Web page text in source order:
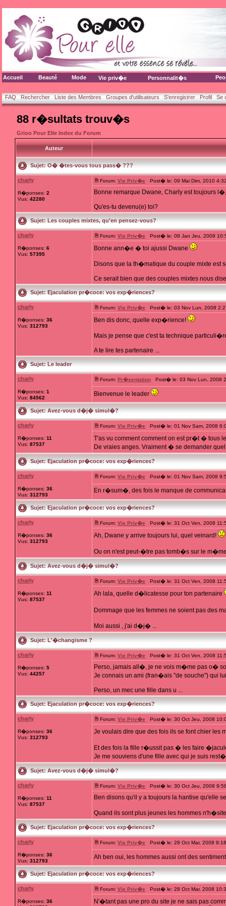
Accueil Beauté Mode Vie priv�e Personnalit�s
FAQ Rechercher Liste des Membres Groupes d'utilisateurs S'enregistrer Profil Se
88 r�sultats trouv�s
Grioo Pour Elle Index du Forum
Auteur
Sujet:O� �tes-vous tous pass� ???
charly
R�ponses: 2
Vus: 42280
Forum: Vie Priv�e Post� le: 09 Mai Dim, 2010
Bonne remarque Dwane, Charly est toujours
Qu'es-tu devenu(e) toi?
Sujet:Les couples mixtes, qu'en pensez-vous?
charly
R�ponses: 6
Vus: 57395
Forum: Vie Priv�e Post� le: 08 Jan Jeu, 2009
Bonne ann�e � toi ajussi Dwane
Disons que la th�matique du couple mixte est
Ce serait bien que des couples mixtes nous
Sujet:Ejaculation pr�coce: vos exp�riences?
charly
R�ponses: 36
Vus: 312793
Forum: Vie Priv�e Post� le: 03 Nov Lun, 2008
Ben dis donc, quelle exp�rience!
Mais je pense que c'est ta technique
A te lire tes partenaire ...
Sujet:Le leader
charly
R�ponses: 1
Vus: 84562
Forum: Pr�sentation Post� le: 03 Nov Lun, 2008
Bienvenue le leader
Sujet:Avez-vous d�j� simul�?
charly
R�ponses: 11
Vus: 87537
Forum: Vie Priv�e Post� le: 01 Nov Sam, 2008
T'as vu comment comment on est pr�t �
De vraies anges. Vraiment � se demander
Sujet:Ejaculation pr�coce: vos exp�riences?
charly
R�ponses: 36
Vus: 312793
Forum: Vie Priv�e Post� le: 01 Nov Sam, 2008
En r�sum�, des fois le manque de
Sujet:Ejaculation pr�coce: vos exp�riences?
charly
R�ponses: 36
Vus: 312793
Forum: Vie Priv�e Post� le: 31 Oct Ven, 2008
Ah, Dwane y arrive toujours lui, quel veinard!
Ou on n'est peut-�tre pas tomb�s sur le
Sujet:Avez-vous d�j� simul�?
charly
R�ponses: 11
Vus: 87537
Forum: Vie Priv�e Post� le: 31 Oct Ven, 2008
Ah lala, quelle d�licatesse pour ton partenaire
Dommage que les femmes ne soient pas des
Moi aussi , j'ai d�j� ...
Sujet:L'�changisme ?
charly
R�ponses: 5
Vus: 44257
Forum: Vie Priv�e Post� le: 31 Oct Ven, 2008
Perso, jamais all�, je ne vois m�me pas o�
Je connais un ami (fran�ais "de souche") qui
Perso, un mec une fille dans u ...
Sujet:Ejaculation pr�coce: vos exp�riences?
charly
R�ponses: 36
Vus: 312793
Forum: Vie Priv�e Post� le: 30 Oct Jeu, 2008
Je voulais dire que des fois ils se font chier les
Et des fois la fille r�ussit pas � les faire
Je me souviens d'une fille avec qui je suis
Sujet:Avez-vous d�j� simul�?
charly
R�ponses: 11
Vus: 87537
Forum: Vie Priv�e Post� le: 30 Oct Jeu, 2008
Ben disons qu'il y a toujours la hantise qu'elle
Quand ils sont plus jeunes les hommes
Sujet:Ejaculation pr�coce: vos exp�riences?
charly
R�ponses: 36
Vus: 312793
Forum: Vie Priv�e Post� le: 28 Oct Mar, 2008
Ah ben oui, les hommes aussi ont des
Sujet:Ejaculation pr�coce: vos exp�riences?
charly
R�ponses: 36
Forum: Vie Priv�e Post� le: 28 Oct Mar, 2008
N'�tant pas une pro du site je ne sais pas